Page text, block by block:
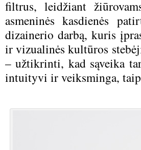
filtrus, leidžiant
asmeninės kasdienės
dizainerio darbą, kuris
ir vizualinės kultūros
– užtikrinti, kad sąveika
intuityvi ir veiksminga,